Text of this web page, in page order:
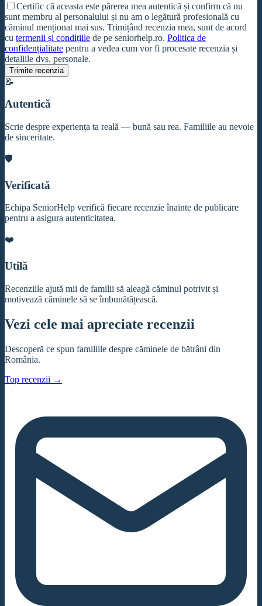
Certific că aceasta este părerea mea autentică și confirm că nu
sunt membru al personalului și nu am o legătură profesională cu
căminul menționat mai sus. Trimițând recenzia mea, sunt de acord
cu termenii și condițiile de pe seniorhelp.ro. Politica de
confidențialitate pentru a vedea cum vor fi procesate recenzia și
detaliile dvs. personale.
Trimite recenzia
📝
Autentică
Scrie despre experiența ta reală — bună sau rea. Familiile au nevoie
de sinceritate.
🛡️
Verificată
Echipa SeniorHelp verifică fiecare recenzie înainte de publicare
pentru a asigura autenticitatea.
❤️
Utilă
Recenziile ajută mii de familii să aleagă căminul potrivit și
motivează căminele să se îmbunătățească.
Vezi cele mai apreciate recenzii
Descoperă ce spun familiile despre căminele de bătrâni din
România.
Top recenzii →